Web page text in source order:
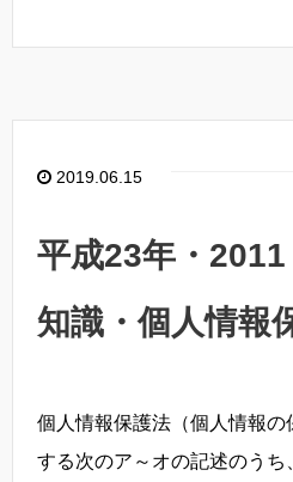
2019.06.15
平成23年・
知識・個人情報
個人情報保護法（個人情報の
する次のア～オの記述のう